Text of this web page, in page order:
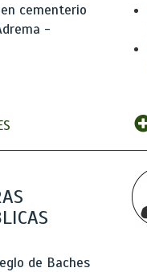
cementerio
-
de Baches